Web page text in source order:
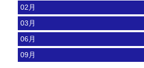
02月
03月
06月
09月